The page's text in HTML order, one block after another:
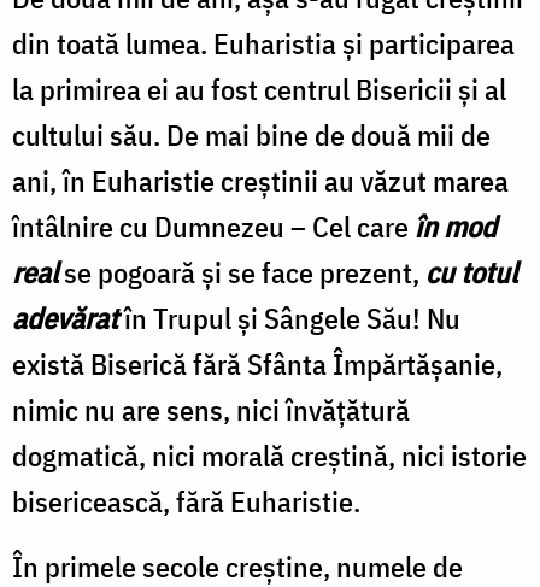
din toată lumea. Euharistia și participarea
la primirea ei au fost centrul Bisericii și al
cultului său. De mai bine de două mii de
ani, în Euharistie creștinii au văzut marea
întâlnire cu Dumnezeu – Cel careîn mod
realse pogoară și se face prezent, cu totul
adevăratîn Trupul și Sângele Său! Nu
există Biserică fără Sfânta Împărtășanie,
nimic nu are sens, nici învățătură
dogmatică, nici morală creștină, nici istorie
bisericească, fără Euharistie.
În primele secole creștine, numele de